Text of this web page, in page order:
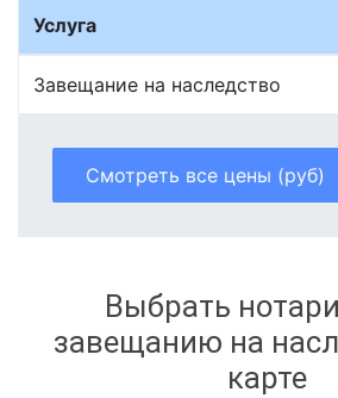
Услуга
Завещание на наследство
Смотреть все цены (руб)
Выбрать
завещанию на
карте